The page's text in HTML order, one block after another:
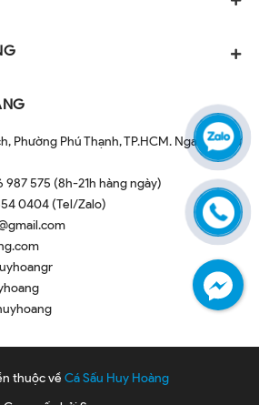
Phường Phú Thạnh, TP.HCM. Ngay ngã tư
987 575 (8h-21h hàng ngày)
0404 (Tel/Zalo)
thuộc về Cá Sấu Huy Hoàng